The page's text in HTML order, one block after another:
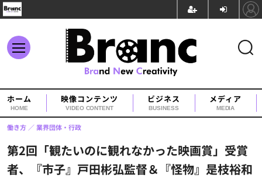
ホーム
HOME
映像コンテンツ
VIDEO CONTENT
ビジネス
BUSINESS
メディア
MEDIA
第2回「観たいのに観れなかった映画賞」受賞
者、『市子』戸田彬弘監督＆『怪物』是枝裕和
働き方 業界団体・行政